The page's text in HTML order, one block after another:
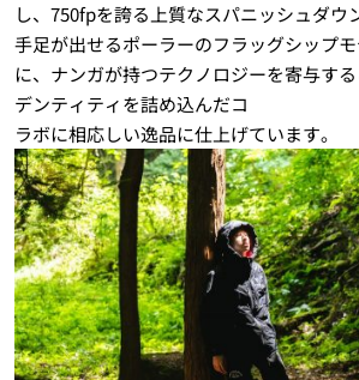
し、750fpを誇る上質なスパニッシュダウ
手足が出せるポーラーのフラッグシップモ
に、ナンガが持つテクノロジーを寄与す
デンティティを詰め込んだコ
ラボに相応しい逸品に仕上げています。